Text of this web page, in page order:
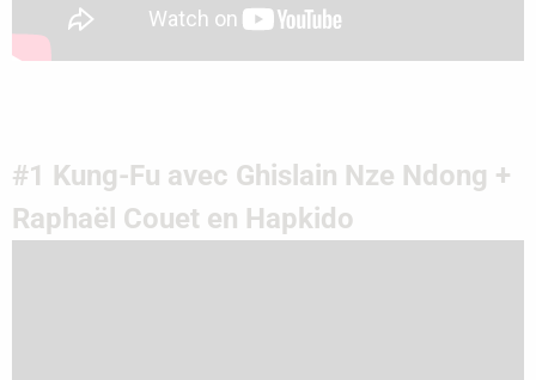
#1 Kung-Fu avec Ghislain Nze Ndong +
Raphaël Couet en Hapkido